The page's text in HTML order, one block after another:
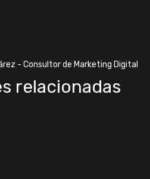
- Consultor de Marketing Digital
relacionadas